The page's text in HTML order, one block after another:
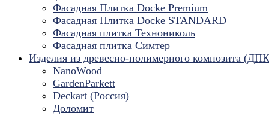
Фасадная Плитка Docke Premium
Фасадная Плитка Docke STANDARD
Фасадная плитка Технониколь
Фасадная плитка Симтер
Изделия из древесно-полимерного композита
NanoWood
GardenParkett
Deckart (Россия)
Доломит